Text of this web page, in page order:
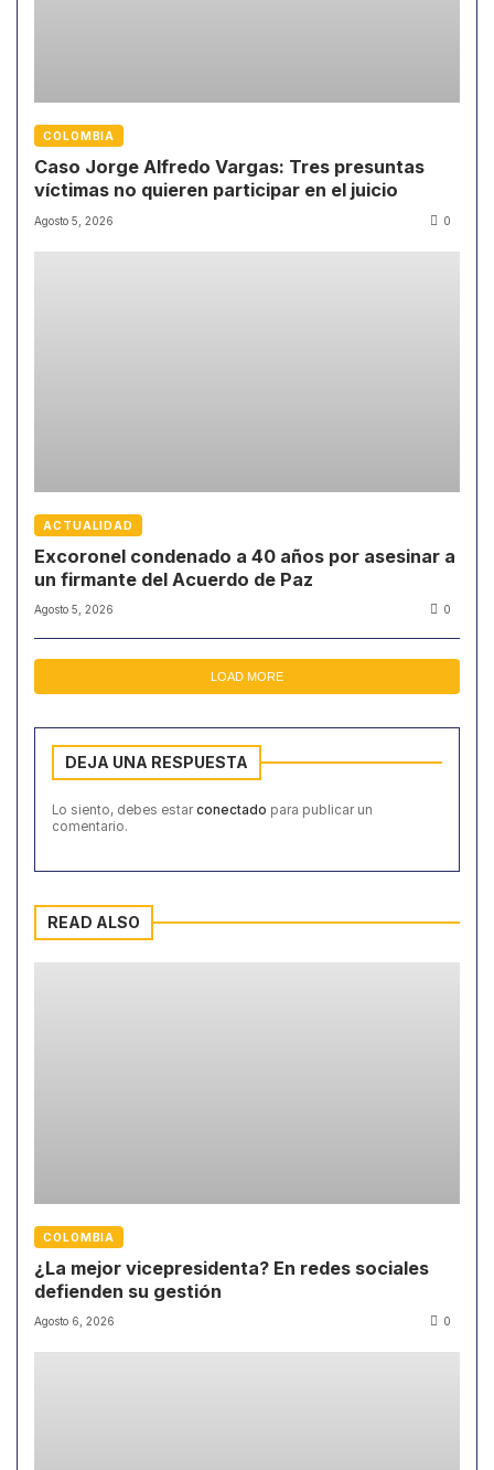
COLOMBIA
Caso Jorge Alfredo Vargas: Tres presuntas
víctimas no quieren participar en el juicio
Agosto 5, 2026 0
ACTUALIDAD
Excoronel condenado a 40 años por asesinar a
un firmante del Acuerdo de Paz
Agosto 5, 2026 0
LOAD MORE
DEJA UNA RESPUESTA
Lo siento, debes estar conectado para publicar un
comentario.
READ ALSO
COLOMBIA
¿La mejor vicepresidenta? En redes sociales
defienden su gestión
Agosto 6, 2026 0